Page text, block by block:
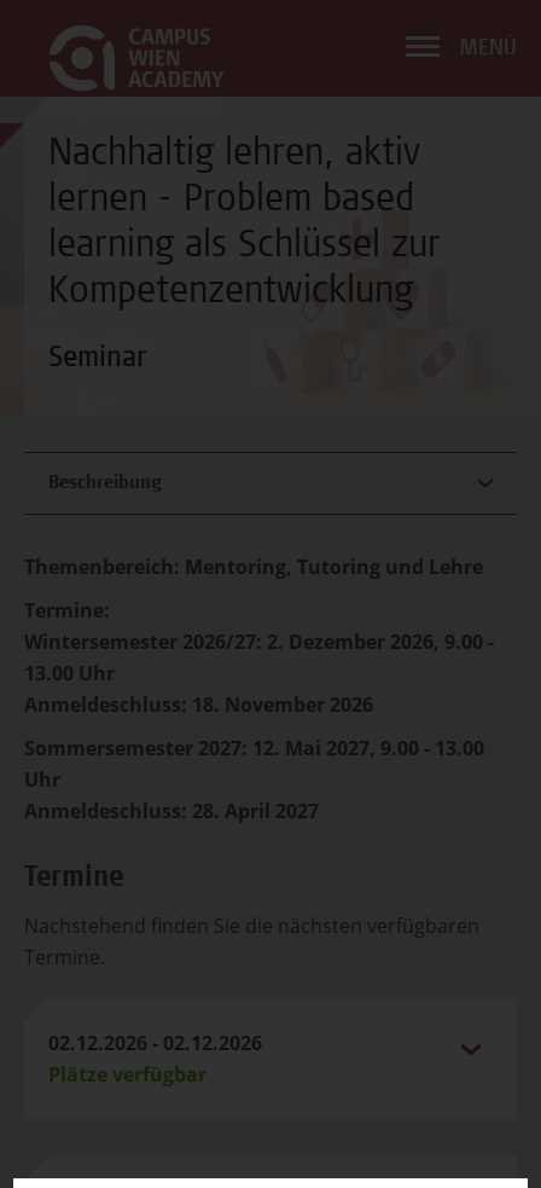
MENÜ
Nachhaltig lehren, aktiv
lernen - Problem based
learning als Schlüssel zur
Kompetenzentwicklung
Seminar
Beschreibung
Themenbereich: Mentoring, Tutoring und Lehre
Termine:
Wintersemester 2026/27: 2. Dezember 2026, 9.00 -
13.00 Uhr
Anmeldeschluss: 18. November 2026
Sommersemester 2027: 12. Mai 2027, 9.00 - 13.00
Uhr
Anmeldeschluss: 28. April 2027
Termine
Nachstehend finden Sie die nächsten verfügbaren
Termine.
02.12.2026 - 02.12.2026
Plätze verfügbar